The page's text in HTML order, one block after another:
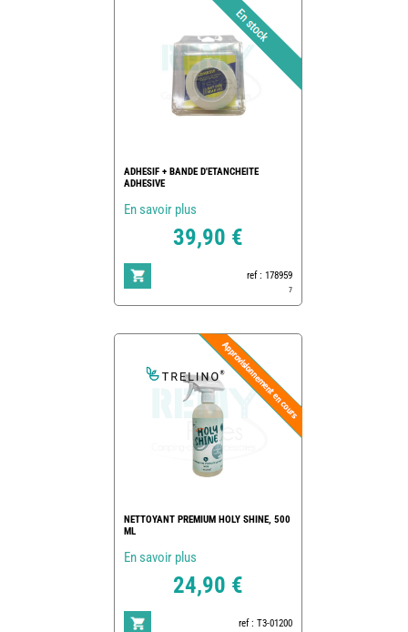
ADHESIF + BANDE D'ETANCHEITE
ADHESIVE
En savoir plus
39,90 €
ref : 178959
7
NETTOYANT PREMIUM HOLY SHINE, 500
ML
En savoir plus
24,90 €
ref : T3-01200